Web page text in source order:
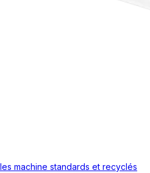
machine standards et recyclés